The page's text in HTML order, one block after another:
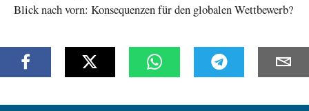
Blick nach vorn: Konsequenzen für den globalen Wettbewerb?